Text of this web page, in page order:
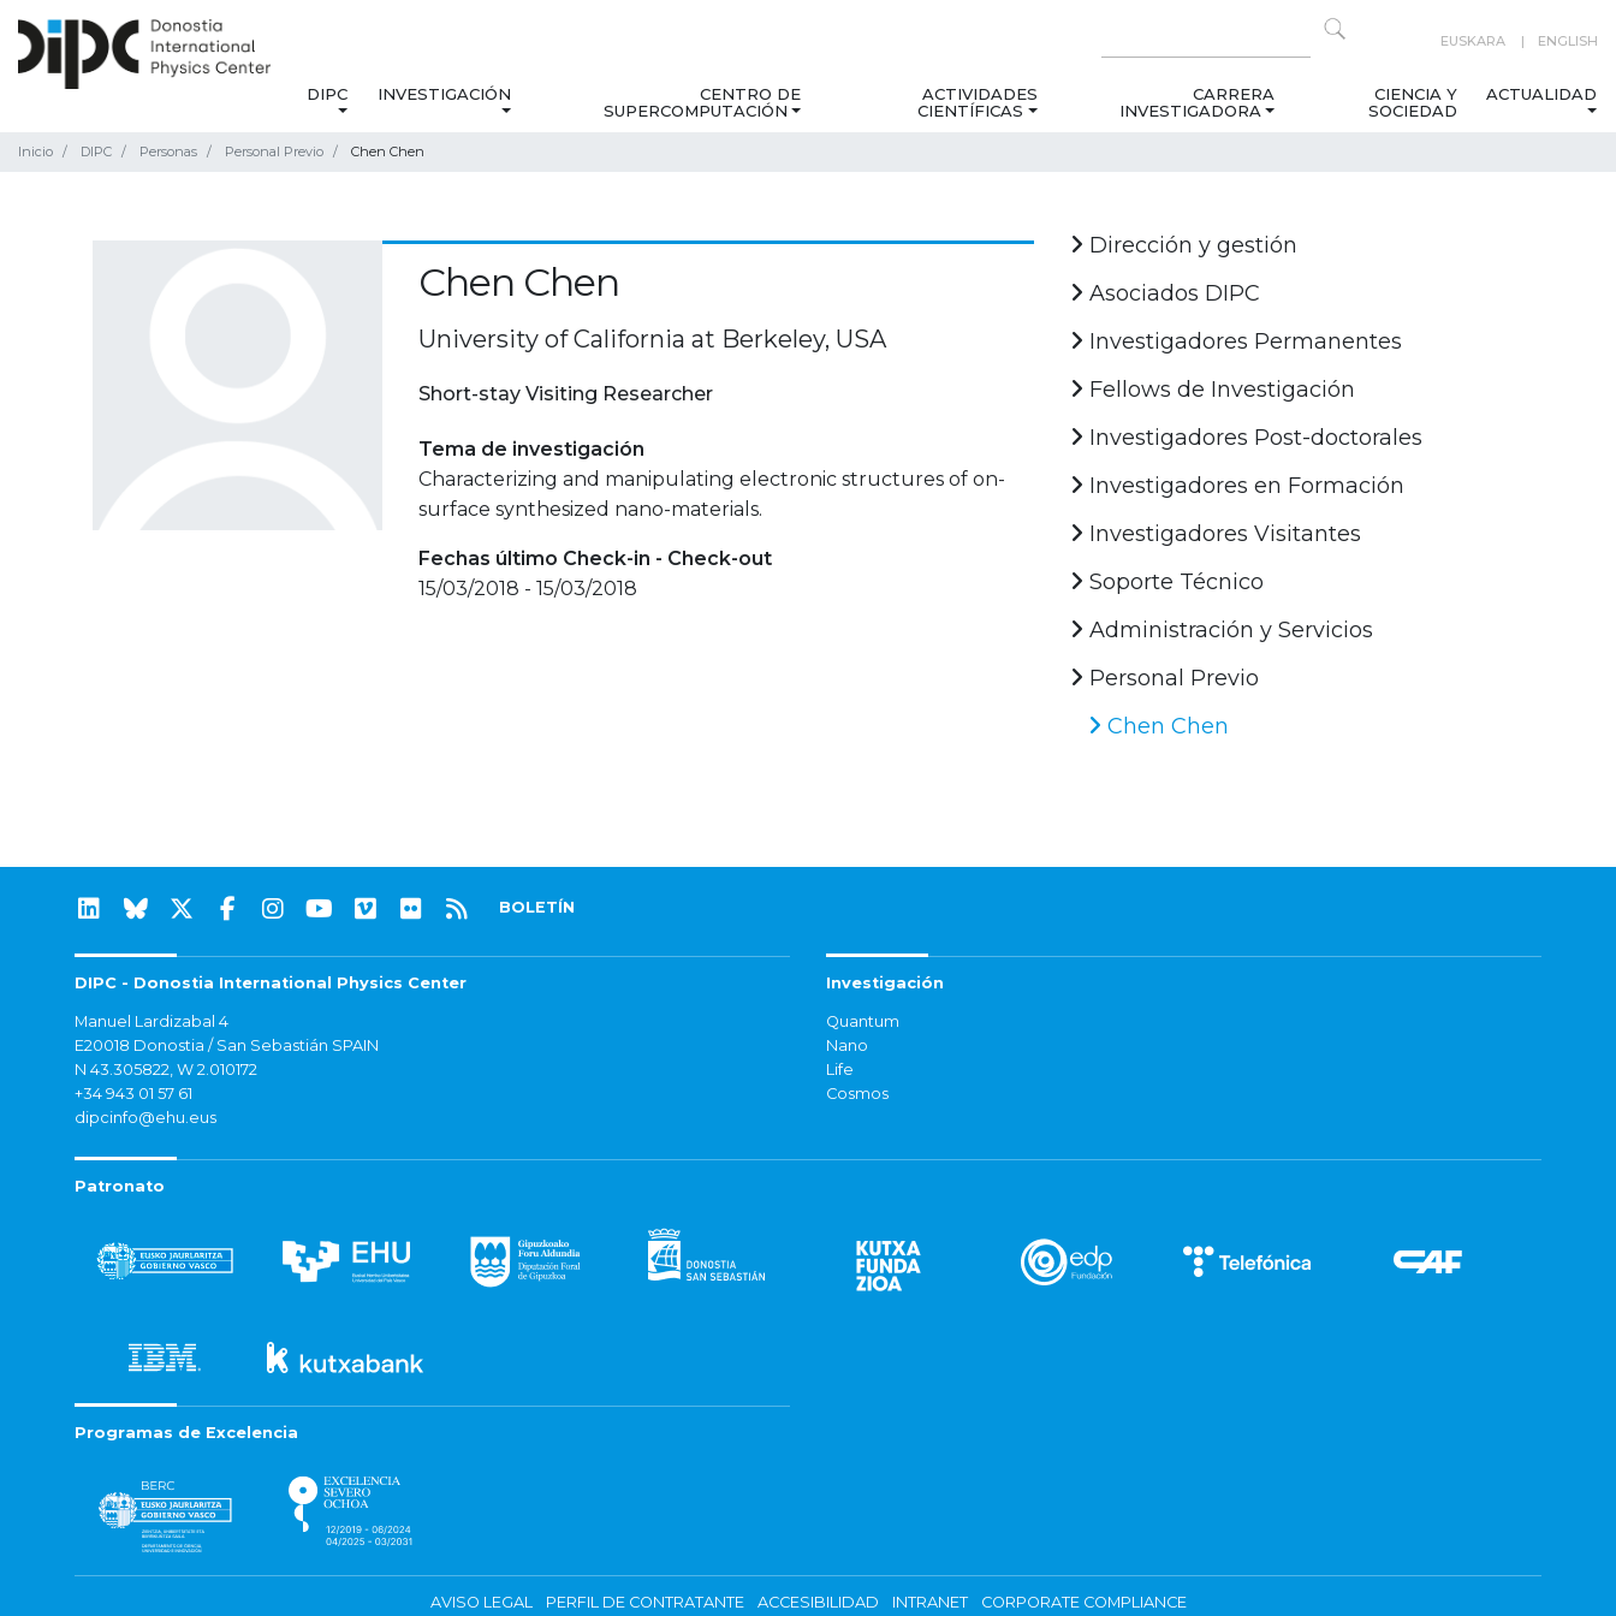
EUSKARA ENGLISH
DIPC INVESTIGACIÓN
CENTRO DE
SUPERCOMPUTACIÓN
ACTIVIDADES
CIENTÍFICAS
CARRERA
INVESTIGADORA
CIENCIA Y
SOCIEDAD
ACTUALIDAD
Inicio DIPC Personas Personal Previo Chen Chen
Chen Chen
University of California at Berkeley, USA
Short-stay Visiting Researcher
Tema de investigación
Characterizing and manipulating electronic structures of on-
surface synthesized nano-materials.
Fechas último Check-in - Check-out
15/03/2018 - 15/03/2018
Dirección y gestión
Asociados DIPC
Investigadores Permanentes
Fellows de Investigación
Investigadores Post-doctorales
Investigadores en Formación
Investigadores Visitantes
Soporte Técnico
Administración y Servicios
Personal Previo
Chen Chen
BOLETÍN
DIPC - Donostia International Physics Center
Manuel Lardizabal 4
E20018 Donostia / San Sebastián SPAIN
N 43.305822, W 2.010172
+34 943 01 57 61
dipcinfo@ehu.eus
Investigación
Quantum
Nano
Life
Cosmos
Patronato
Programas de Excelencia
AVISO LEGAL PERFIL DE CONTRATANTE ACCESIBILIDAD INTRANET CORPORATE COMPLIANCE